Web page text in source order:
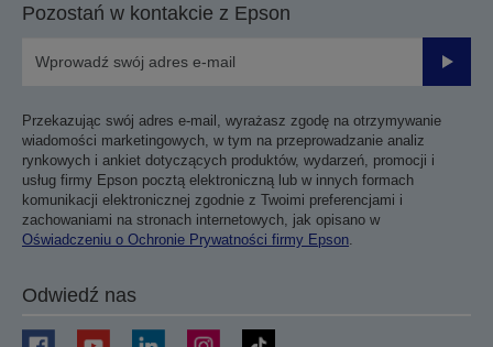
Pozostań w kontakcie z Epson
Przekazując swój adres e-mail, wyrażasz zgodę na otrzymywanie
wiadomości marketingowych, w tym na przeprowadzanie analiz
rynkowych i ankiet dotyczących produktów, wydarzeń, promocji i
usług firmy Epson pocztą elektroniczną lub w innych formach
komunikacji elektronicznej zgodnie z Twoimi preferencjami i
zachowaniami na stronach internetowych, jak opisano w
Oświadczeniu o Ochronie Prywatności firmy Epson
Odwiedź nas